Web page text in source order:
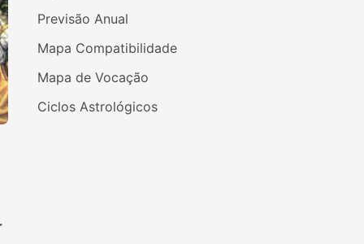
Previsão Anual
Mapa Compatibilidade
Mapa de Vocação
Ciclos Astrológicos